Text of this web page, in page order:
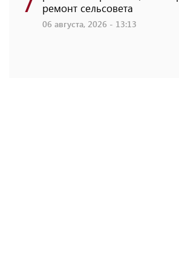
ремонт сельсовета
06 августа, 2026 - 13:13